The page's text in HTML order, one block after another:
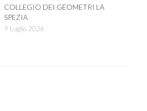
COLLEGIO DEI GEOMETRI LA
SPEZIA
9 Luglio 2026